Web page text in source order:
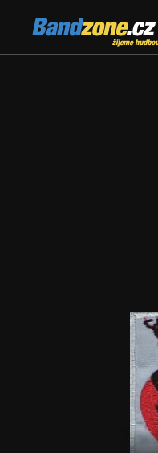
Bandzone.cz
žijeme hudbou